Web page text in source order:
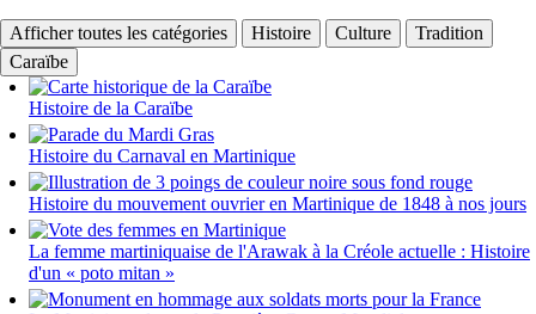
Afficher toutes les catégories Histoire Culture
Tradition
Caraïbe
Histoire de la Caraïbe
Histoire du Carnaval en Martinique
Histoire du mouvement ouvrier en Martinique de 1848 à nos jours
La femme martiniquaise de l'Arawak à la Créole actuelle : Histoire
d'un « poto mitan »